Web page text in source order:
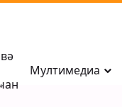
Мултимедиа